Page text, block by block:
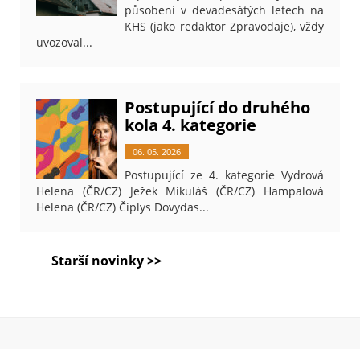
působení v devadesátých letech na
KHS (jako redaktor Zpravodaje), vždy
uvozoval...
Postupující do druhého
kola 4. kategorie
06. 05. 2026
Postupující ze 4. kategorie Vydrová
Helena (ČR/CZ) Ježek Mikuláš (ČR/CZ) Hampalová
Helena (ČR/CZ) Čiplys Dovydas...
Starší novinky >>